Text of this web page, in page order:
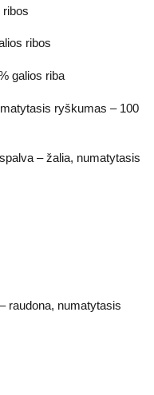
ribos
ribos
galios riba
ryškumas – 100
– žalia, numatytasis
raudona, numatytasis